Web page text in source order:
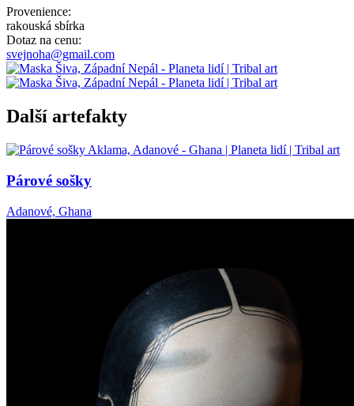
Provenience:
rakouská sbírka
Dotaz na cenu:
svejnoha@gmail.com
Další artefakty
Párové sošky
Adanové, Ghana